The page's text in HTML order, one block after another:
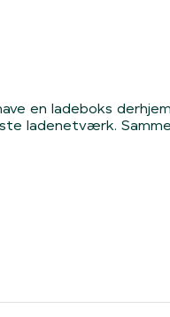
en ladeboks
ladenetværk.